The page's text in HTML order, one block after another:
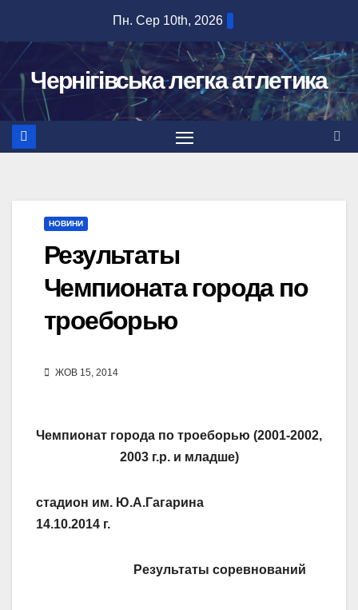
вмісту
Пн. Сер 10th, 2026
Чернігівська легка атлетика
НОВИНИ
Результаты
Чемпионата города по
троеборью
ЖОВ 15, 2014
Чемпионат города по троеборью (2001-2002,
2003 г.р. и младше)
стадион им. Ю.А.Гагарина
14.10.2014 г.
Результаты соревнований